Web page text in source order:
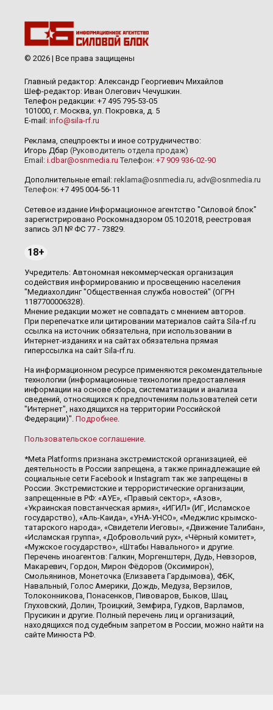
© 2026 | Все права защищены
Главный редактор: Александр Георгиевич Михайлов
Шеф-редактор: Иван Олегович Чечушкин.
Телефон редакции: +7 495 795-53-05
101000, г. Москва, ул. Покровка, д. 5
E-mail: info@sila-rf.ru
Реклама, спецпроекты и иное сотрудничество:
Игорь Дбар (Руководитель отдела продаж)
Email: i.dbar@osnmedia.ru Телефон: +7 909 936-02-90
Дополнительные email: reklama@osnmedia.ru adv@osnmedia.ru
Телефон: +7 495 004-56-11
Сетевое издание Информационное агентство "Силовой блок"
зарегистрировано Роскомнадзором 05.10.2018, реестровая
запись ЭЛ № ФС 77 - 73829.
18+
Учредитель: Автономная некоммерческая организация
содействия информированию и просвещению населения
"Медиахолдинг "Общественная служба новостей" (ОГРН
1187700006328).
Мнение редакции может не совпадать с мнением авторов.
При перепечатке или цитировании материалов сайта Sila-rf.ru
ссылка на источник обязательна, при использовании в
Интернет-изданиях и на сайтах обязательна прямая
гиперссылка на сайт Sila-rf.ru.
На информационном ресурсе применяются рекомендательные
технологии (информационные технологии предоставления
информации на основе сбора, систематизации и анализа
сведений, относящихся к предпочтениям пользователей сети
"Интернет", находящихся на территории Российской
Федерации)". Подробнее
Пользовательское соглашение
*Meta Platforms признана экстремистской организацией, её
деятельность в России запрещена, а также принадлежащие ей
социальные сети Facebook и Instagram так же запрещены в
России. Экстремистские и террористические организации,
запрещенные в РФ: «АУЕ», «Правый сектор», «Азов»,
«Украинская повстанческая армия», «ИГИЛ» (ИГ, Исламское
государство), «Аль-Каида», «УНА-УНСО», «Меджлис крымско-
татарского народа», «Свидетели Иеговы», «Движение Талибан»,
«Исламская группа», «Добровольчий рух», «Чёрный комитет»,
«Мужское государство», «Штабы Навального» и другие.
Перечень иноагентов: Галкин, Моргенштерн, Дудь, Невзоров,
Макаревич, Гордон, Мирон Фёдоров (Оксимирон),
Смольянинов, Монеточка (Елизавета Гардымова), ФБК,
Навальный, Голос Америки, Дождь, Медуза, Верзилов,
Толоконникова, Понасенков, Пивоваров, Быков, Шац,
Глуховский, Долин, Троицкий, Земфира, Гудков, Варламов,
Прусикин и другие. Полный перечень лиц и организаций,
находящихся под судебным запретом в России, можно найти на
сайте Минюста РФ.